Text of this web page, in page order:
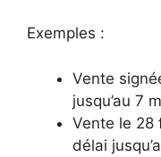
Exemples :
Vente
jusqu’au 7
Vente le 28
délai